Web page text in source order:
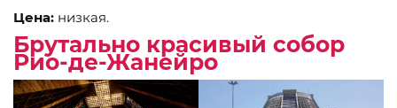
Цена: низкая.
Брутально красивый собор
Рио-де-Жанейро